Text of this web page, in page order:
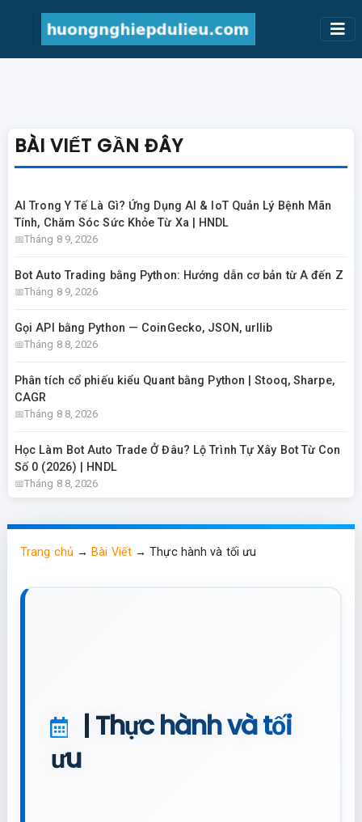
BÀI VIẾT GẦN ĐÂY
AI Trong Y Tế Là Gì? Ứng Dụng AI & IoT Quản Lý Bệnh Mãn
Tính, Chăm Sóc Sức Khỏe Từ Xa | HNDL
Tháng 8 9, 2026
Bot Auto Trading bằng Python: Hướng dẫn cơ bản từ A đến Z
Tháng 8 9, 2026
Gọi API bằng Python — CoinGecko, JSON, urllib
Tháng 8 8, 2026
Phân tích cổ phiếu kiểu Quant bằng Python | Stooq, Sharpe,
CAGR
Tháng 8 8, 2026
Học Làm Bot Auto Trade Ở Đâu? Lộ Trình Tự Xây Bot Từ Con
Số 0 (2026) | HNDL
Tháng 8 8, 2026
Trang chủ →Bài Viết→Thực hành và tối ưu
| Thực hành và tối
ưu